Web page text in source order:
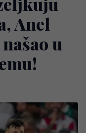
Anel
u